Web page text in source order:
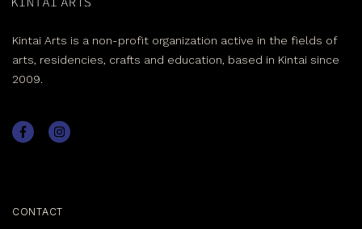
Kintai Arts is a non-profit organization active in the fields of
arts, residencies, crafts and education, based in Kintai since
2009.
CONTACT